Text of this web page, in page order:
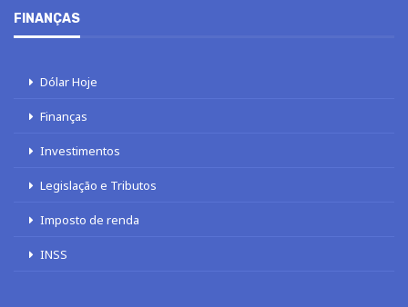
FINANÇAS
Dólar Hoje
Finanças
Investimentos
Legislação e Tributos
Imposto de renda
INSS